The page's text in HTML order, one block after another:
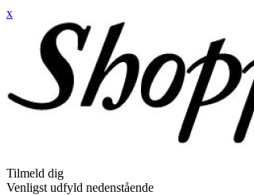
x
Tilmeld dig
Venligst udfyld nedenstående